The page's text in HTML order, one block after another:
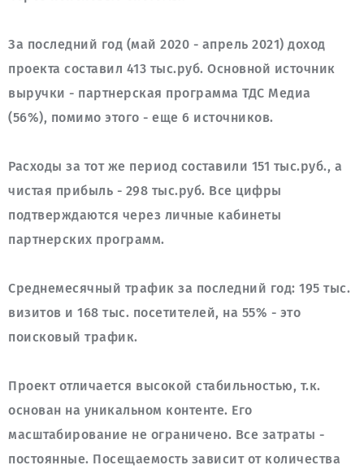
За последний год (май 2020 - апрель 2021) доход
проекта составил 413 тыс.руб. Основной источник
выручки - партнерская программа ТДС Медиа
Расходы за тот же период составили 151 тыс.руб., а
чистая прибыль - 298 тыс.руб. Все цифры
подтверждаются через личные кабинеты
Среднемесячный трафик за последний год: 195 тыс.
визитов и 168 тыс. посетителей, на 55% - это
Проект отличается высокой стабильностью, т.к.
основан на уникальном контенте. Его
масштабирование не ограничено. Все затраты -
постоянные. Посещаемость зависит от количества